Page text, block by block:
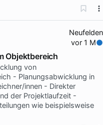
Neufelden
vor 1 M
Objektbereich
von
- Planungsabwicklung in
innen - Direkter
der Projektlaufzeit -
wie beispielsweise